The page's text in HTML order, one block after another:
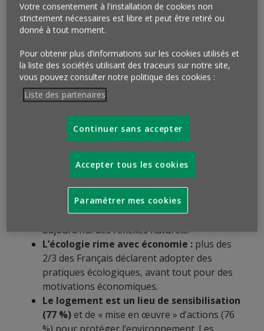
Que retenir de cette enquête ?
Le logement est le premier lieu « d’attention
attention particulière à favoriser les
gestes écologiques au sein de leur
logement.C’est le double de l’attention
portée quand ils se trouvent dans d’autres
lieux (lieux publics, en vacances ou encore sur
leur lieu de travail).
Les Français ont une conscience
écologique avérée qui se traduit par une
facilité à effectuer des gestes écologiques
de base.Fermer les fenêtres (96 %), fermer
les robinets (94 %), éteindre les lumières (94
%)… ou trier ses déchets (92 %) sont
aujourd’hui des réflexes naturels.
L’écologie rime avec économie : plus des
2/3 des Français déclarent adopter des
pratiques écologiques, avant tout pour des
motivations économiques.
Le logement est un lieu de sensibilisation
(77 %)et de « mise en œuvre » d’actions (76
Votre consentement à l'installation de cookies non
strictement nécessaires est libre et peut être retiré ou
donné à tout moment.
Pour obtenir plus d’informations sur les cookies utilisés et
la liste des sociétés utilisant des traceurs sur notre site,
vous pouvez consulter notre politique des cookies :
Liste des partenaires
Continuer sans accepter
Accepter tous les cookies
Paramétrer mes cookies